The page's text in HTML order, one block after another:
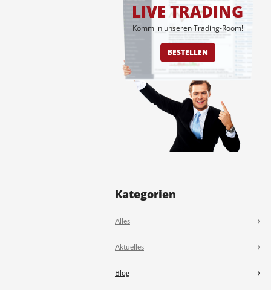
LIVE TRADING
Komm in unseren Trading-Room!
BESTELLEN
Kategorien
Alles
Aktuelles
Blog